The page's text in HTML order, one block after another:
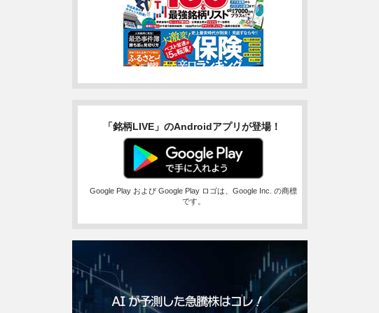
「銘柄LIVE」のAndroidアプリが登場！
Google Play および Google Play ロゴは、Google Inc. の商標
です。